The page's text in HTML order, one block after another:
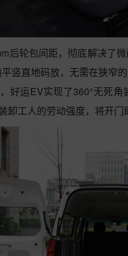
后轮包间距，彻底解决了
竖直地码放，无需在狭窄
好运EV实现了360°无死
卸工人的劳动强度，将开